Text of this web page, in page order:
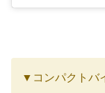
▼コンパクトバ